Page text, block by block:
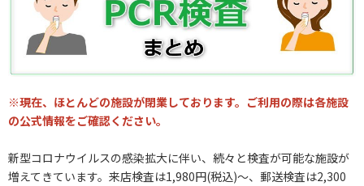
※現在、ほとんどの施設が閉業しております。ご利用の際は各施設
の公式情報をご確認ください。
新型コロナウイルスの感染拡大に伴い、続々と検査が可能な施設が
増えてきています。来店検査は1,980円(税込)～、郵送検査は2,300